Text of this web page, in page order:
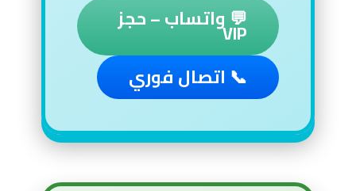
💬 واتساب – حجز
VIP
📞 اتصال فوري